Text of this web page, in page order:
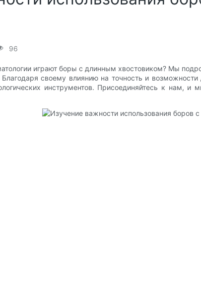
96
играют боры с длинным хвостовиком? Мы
Благодаря своему влиянию на точность и
инструментов. Присоединяйтесь к нам,